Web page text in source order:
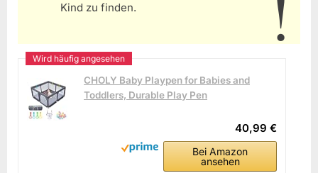
Kind zu finden.
CHOLY Baby Playpen for Babies and
Toddlers, Durable Play Pen
40,99 €
Bei Amazon
ansehen